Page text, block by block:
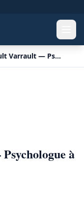
Karine Gault Varrault — Psychologue à Chalon sur Saône
à